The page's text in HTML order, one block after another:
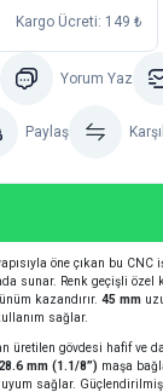
Kargo Ücreti: 149 ₺
Yorum Yaz
Paylaş
öne çıkan bu CNC
sunar. Renk geçişli özel
kazandırır. 45 mm
sağlar.
gövdesi hafif ve
28.6 mm (1.1/8”) maşa
sağlar. Güçlendirilmiş